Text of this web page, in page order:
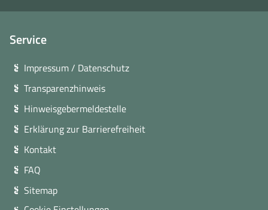
Service
Impressum / Datenschutz
Transparenzhinweis
Hinweisgebermeldestelle
Erklärung zur Barrierefreiheit
Kontakt
FAQ
Sitemap